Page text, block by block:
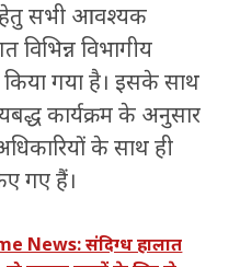
हेतु सभी आवश्यक
विभिन्न विभागीय
किया गया है। इसके साथ
कार्यक्रम के अनुसार
के साथ ही
गए हैं।
News: संदिग्ध हालात